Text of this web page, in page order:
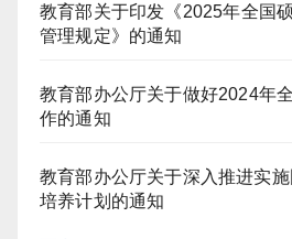
教育部关于印发《2025年全国
管理规定》的通知
教育部办公厅关于做好2024年
作的通知
教育部办公厅关于深入推进实
培养计划的通知